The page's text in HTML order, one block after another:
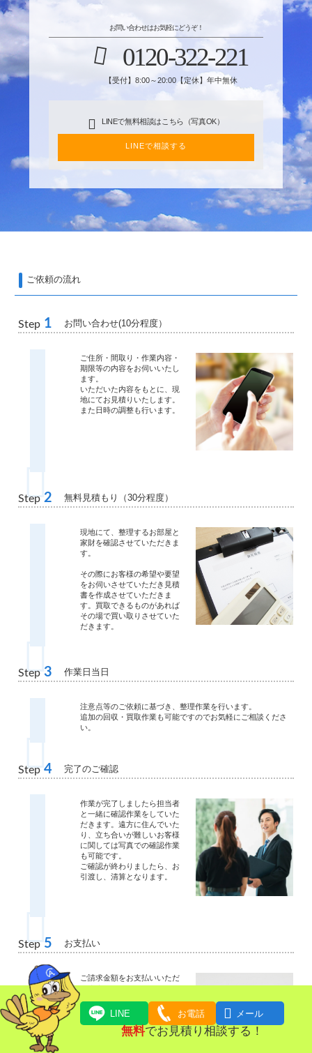
お問い合わせはお気軽にどうぞ！
0120-322-221
【受付】8:00～20:00【定休】年中無休
LINEで無料相談はこちら（写真OK）
LINEで相談する
ご依頼の流れ
Step 1 お問い合わせ(10分程度）
ご住所・間取り・作業内容・
期限等の内容をお伺いいたし
ます。
いただいた内容をもとに、現
地にてお見積りいたします。
また日時の調整も行います。
Step 2 無料見積もり（30分程度）
現地にて、整理するお部屋と
家財を確認させていただきま
す。
その際にお客様の希望や要望
をお伺いさせていただき見積
書を作成させていただきま
す。買取できるものがあれば
その場で買い取りさせていた
だきます。
Step 3 作業日当日
注意点等のご依頼に基づき、整理作業を行います。
追加の回収・買取作業も可能ですのでお気軽にご相談くださ
い。
Step 4 完了のご確認
作業が完了しましたら担当者
と一緒に確認作業をしていた
だきます。遠方に住んでいた
り、立ち合いが難しいお客様
に関しては写真での確認作業
も可能です。
ご確認が終わりましたら、お
引渡し、清算となります。
Step 5 お支払い
ご請求金額をお支払いいただ
きます。
振込にてお支払いいただけま
す。
作業日当日から買い取り金額
LINE お電話  メール
無料でお見積り相談する！